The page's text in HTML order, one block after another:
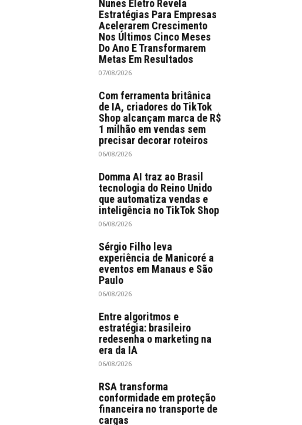
Nunes Eletro Revela
Estratégias Para Empresas
Acelerarem Crescimento
Nos Últimos Cinco Meses
Do Ano E Transformarem
Metas Em Resultados
07/08/2026
Com ferramenta britânica
de IA, criadores do TikTok
Shop alcançam marca de R$
1 milhão em vendas sem
precisar decorar roteiros
06/08/2026
Domma AI traz ao Brasil
tecnologia do Reino Unido
que automatiza vendas e
inteligência no TikTok Shop
06/08/2026
Sérgio Filho leva
experiência de Manicoré a
eventos em Manaus e São
Paulo
06/08/2026
Entre algoritmos e
estratégia: brasileiro
redesenha o marketing na
era da IA
06/08/2026
RSA transforma
conformidade em proteção
financeira no transporte de
cargas